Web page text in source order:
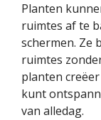
Planten
ruimtes af te
schermen. Ze
ruimtes
planten
kunt
van alledag.